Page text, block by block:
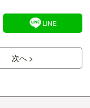
LINE
次へ >